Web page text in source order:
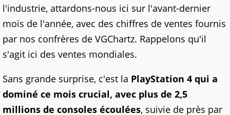
l'industrie, attardons-nous ici sur l'avant-dernier
mois de l'année, avec des chiffres de ventes fournis
par nos confrères de VGChartz. Rappelons qu'il
s'agit ici des ventes mondiales.
Sans grande surprise, c'est la PlayStation 4 qui a
dominé ce mois crucial, avec plus de 2,5
millions de consoles écoulées, suivie de près par